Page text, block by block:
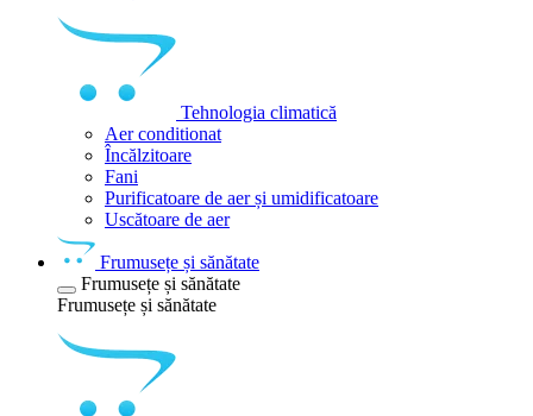
Tehnologia climatică
Aer conditionat
Încălzitoare
Fani
Purificatoare de aer și umidificatoare
Uscătoare de aer
Frumusețe și sănătate
Frumusețe și sănătate
Frumusețe și sănătate